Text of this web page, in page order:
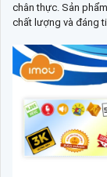
chân thực. Sản
chất lượng và đáng